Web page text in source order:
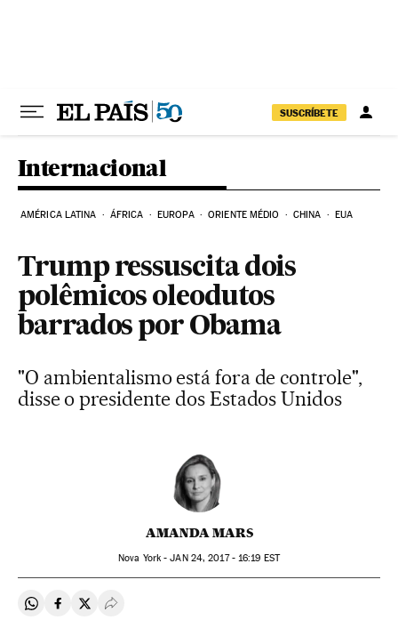
SUSCRÍBETE
Internacional
AMÉRICA LATINA ÁFRICA EUROPA ORIENTE MÉDIO CHINA EUA
Trump ressuscita dois
polêmicos oleodutos
barrados por Obama
"O ambientalismo está fora de controle",
disse o presidente dos Estados Unidos
AMANDA MARS
Nova York -JAN24, 2017 - 16:19 EST
Compartir en Whatsapp
Compartir en Facebook
Compartir en Twitter
Desplegar Redes Sociales